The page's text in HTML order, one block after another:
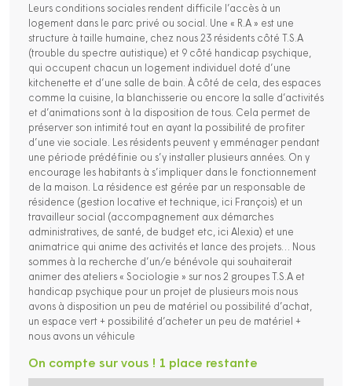
Leurs conditions sociales rendent difficile l’accès à un
logement dans le parc privé ou social. Une « R.A » est une
structure à taille humaine, chez nous 23 résidents côté T.S.A
(trouble du spectre autistique) et 9 côté handicap psychique,
qui occupent chacun un logement individuel doté d’une
kitchenette et d’une salle de bain. À côté de cela, des espaces
comme la cuisine, la blanchisserie ou encore la salle d’activités
et d’animations sont à la disposition de tous. Cela permet de
préserver son intimité tout en ayant la possibilité de profiter
d’une vie sociale. Les résidents peuvent y emménager pendant
une période prédéfinie ou s’y installer plusieurs années. On y
encourage les habitants à s’impliquer dans le fonctionnement
de la maison. La résidence est gérée par un responsable de
résidence (gestion locative et technique, ici François) et un
travailleur social (accompagnement aux démarches
administratives, de santé, de budget etc, ici Alexia) et une
animatrice qui anime des activités et lance des projets… Nous
sommes à la recherche d’un/e bénévole qui souhaiterait
animer des ateliers « Sociologie » sur nos 2 groupes T.S.A et
handicap psychique pour un projet de plusieurs mois nous
avons à disposition un peu de matériel ou possibilité d’achat,
un espace vert + possibilité d’acheter un peu de matériel +
nous avons un véhicule
On compte sur vous ! 1 place restante